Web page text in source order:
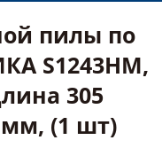
пилы по
S1243HM,
305
(1 шт)